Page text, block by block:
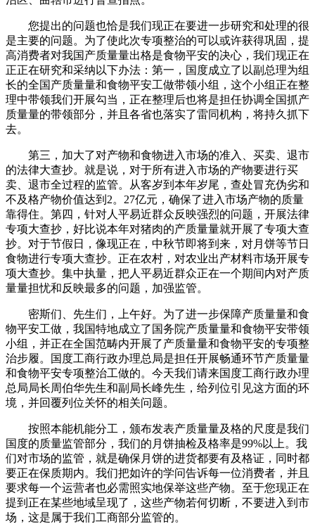
您提出的问题也恰是我们现正在要进一步研究和处理的很
是主要的问题。为了使此次专项整治的可以或许获得巩固，提
高消费者对我国产质量量出格是食物平安的决心，我们现正在
正正在研究和采纳以下办法：第一，国度成立了以副总理为组
长的全国产质量量和食物平安工做带领小组，这个小组正在整
理中带领我们开展勾当，正在整理后也将是担任协调全国抓产
质量量的带领部分，并且各省也落实了雷同机构，将持久抓下
去。
第三，加大了对产物和食物进入市场的准入、买卖、退市
的法律大查抄。就是说，对于所有进入市场的产物要进行买
卖、退市全过程的监管。从客岁到本年岁尾，查处冒充伪劣和
不及格产物价值达到2。27亿元，确保了进入市场产物的质量
靠得住。第四，针对人平易近群众反映强烈的问题，开展法律
专项大查抄，好比说本年对猪肉的产质量量就开展了专项大查
抄。对于节假日，像现正在，中秋节即将到来，对月饼等节日
食物进行专项大查抄。正在农村，对农业出产材料市场开展专
项大查抄。集中执量，把人平易近群众正在一个期间内对产质
量量担忧和反映最多的问题，加强监管。
密斯们、先生们，上午好。为了进一步保障产质量量和食
物平安工做，我国特地成立了国务院产质量量和食物平安带领
小组，并正在全国范畴内开展了产质量量和食物平安的专项整
治步履。国度工商行政办理总局是担任开展畅通环节产质量量
和食物平安专项整治工做的。今天我们请来国度工商行政办理
总局局长周伯华先生和副局长峰先生，给列位引见这方面的环
境，并回覆列位关怀的相关问题。
按照本能机能分工，颁布发表产质量量及格的尺度是我们
国度的质量监管部分，我们的月饼抽检及格率是99%以上。我
们对市场的监管，就是确保月饼的进货都要有及格证，同时都
要正在保质期内。我们把如许的学问告诉每一位消费者，并且
要求每一个运营者也必需照实地保举这些产物。至于您现正在
提到正在某些地域呈现了，这些产物若何切断，不要进入到市
场，这是属于我们工商部分监管的。